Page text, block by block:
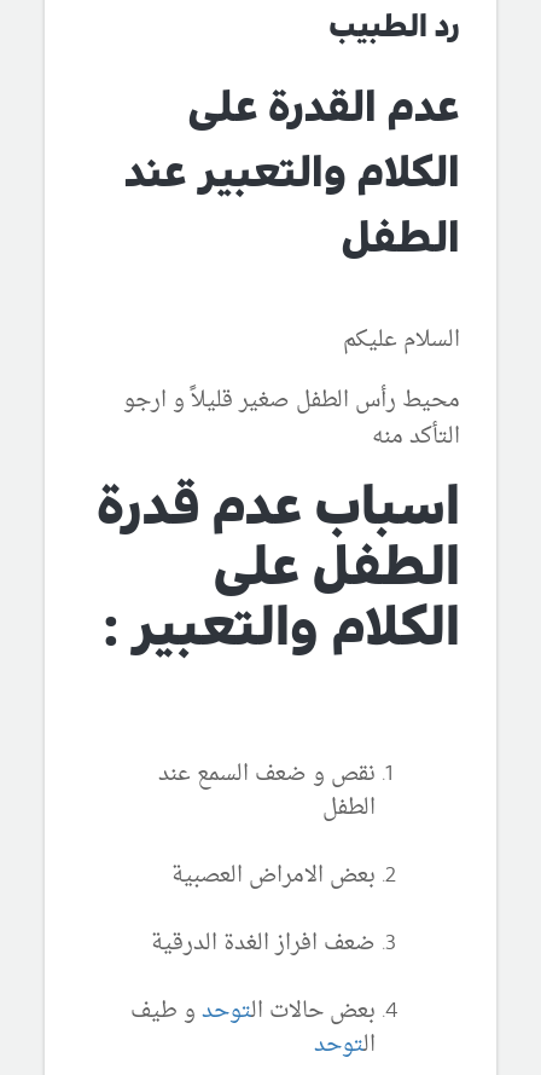
رد الطبيب
عدم القدرة على
الكلام والتعبير عند
الطفل
السلام عليكم
محيط رأس الطفل صغير قليلاً و ارجو
التأكد منه
اسباب عدم قدرة
الطفل على
الكلام والتعبير :
نقص و ضعف السمع عند
الطفل
بعض الامراض العصبية
ضعف افراز الغدة الدرقية
بعض حالات التوحدو طيف
التوحد